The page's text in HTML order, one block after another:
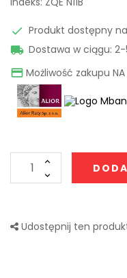
 Produkt dostępny
 Dostawa w ciągu:
 Możliwość zakupu NA
Udostępnij ten